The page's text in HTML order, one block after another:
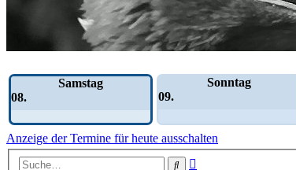
Samstag
08.
Sonntag
09.
Anzeige der Termine für heute ausschalten
Suche